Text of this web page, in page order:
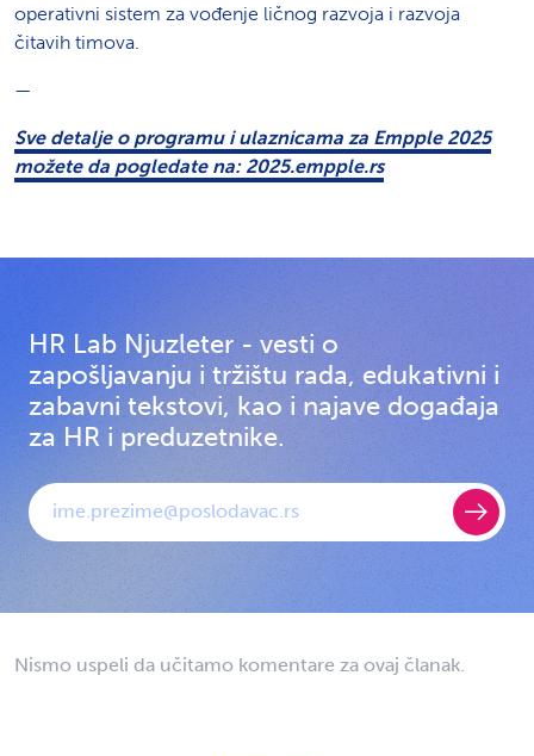
operativni sistem za vođenje ličnog razvoja i razvoja
čitavih timova.
—
Sve detalje o programu i ulaznicama za Empple 2025
možete da pogledate na: 2025.empple.rs
HR Lab Njuzleter - vesti o
zapošljavanju i tržištu rada, edukativni i
zabavni tekstovi, kao i najave događaja
za HR i preduzetnike.
E-mail
Nismo uspeli da učitamo komentare za ovaj članak.